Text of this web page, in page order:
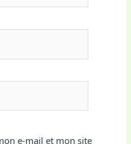
e-mail et mon site